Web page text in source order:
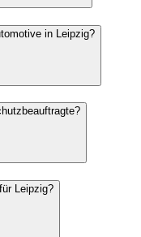
in Leipzig?
Leipzig?